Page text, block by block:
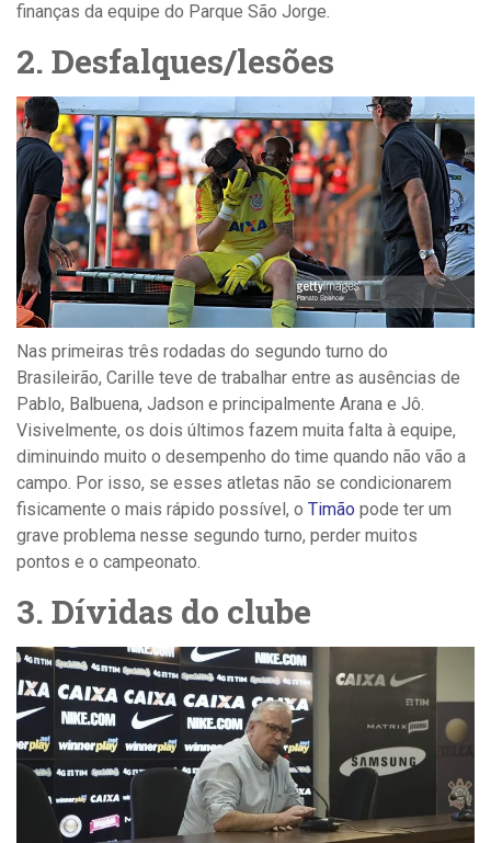
finanças da equipe do Parque São Jorge.
2. Desfalques/lesões
Nas primeiras três rodadas do segundo turno do
Brasileirão, Carille teve de trabalhar entre as ausências de
Pablo, Balbuena, Jadson e principalmente Arana e Jô.
Visivelmente, os dois últimos fazem muita falta à equipe,
diminuindo muito o desempenho do time quando não vão a
campo. Por isso, se esses atletas não se condicionarem
fisicamente o mais rápido possível, o Timão pode ter um
grave problema nesse segundo turno, perder muitos
pontos e o campeonato.
3. Dívidas do clube